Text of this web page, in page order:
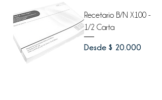
Recetario B/N X100 -
1/2 Carta
Desde $ 20.000
Precio de oferta